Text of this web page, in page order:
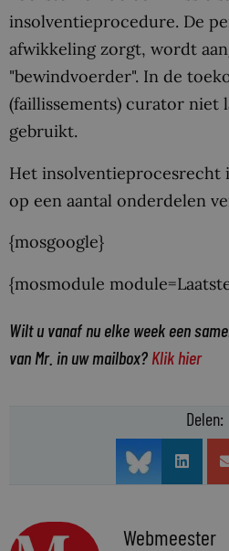
insolventieprocedure. De
afwikkeling zorgt, wordt
"bewindvoerder". In de
(faillissements) curator niet
gebruikt.
Het insolventieprocesrecht
op een aantal onderdelen
{mosgoogle}
{mosmodule
Wilt u vanaf nu elke week een
van Mr. in uw mailbox? Klik hier
Delen:
Webmeester